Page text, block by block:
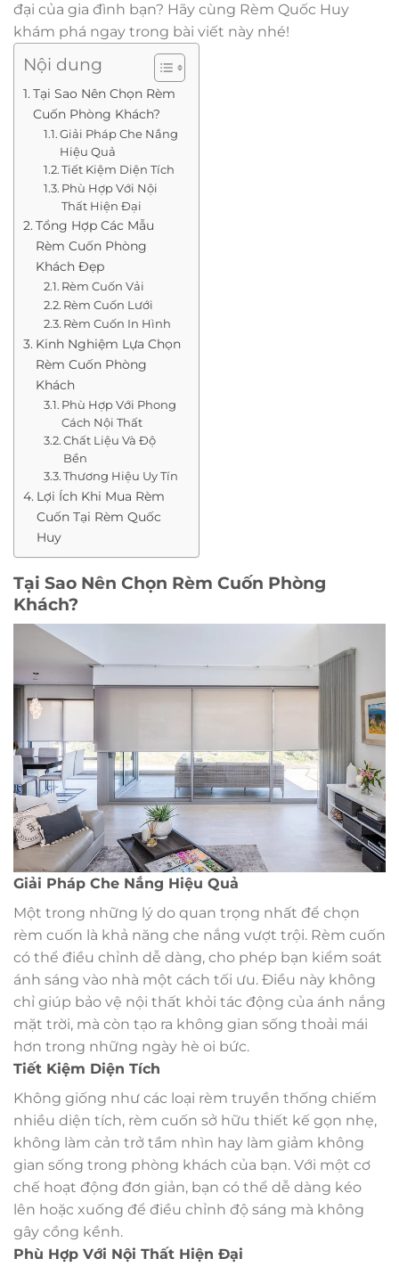
đại của gia đình bạn? Hãy cùng Rèm Quốc Huy
khám phá ngay trong bài viết này nhé!
Nội dung
Tại Sao Nên Chọn Rèm
Cuốn Phòng Khách?
Giải Pháp Che Nắng
Hiệu Quả
Tiết Kiệm Diện Tích
Phù Hợp Với Nội
Thất Hiện Đại
Tổng Hợp Các Mẫu
Rèm Cuốn Phòng
Khách Đẹp
Rèm Cuốn Vải
Rèm Cuốn Lưới
Rèm Cuốn In Hình
Kinh Nghiệm Lựa Chọn
Rèm Cuốn Phòng
Khách
Phù Hợp Với Phong
Cách Nội Thất
Chất Liệu Và Độ
Bền
Thương Hiệu Uy Tín
Lợi Ích Khi Mua Rèm
Cuốn Tại Rèm Quốc
Huy
Tại Sao Nên Chọn Rèm Cuốn Phòng
Khách?
Giải Pháp Che Nắng Hiệu Quả
Một trong những lý do quan trọng nhất để chọn
rèm cuốn là khả năng che nắng vượt trội. Rèm cuốn
có thể điều chỉnh dễ dàng, cho phép bạn kiểm soát
ánh sáng vào nhà một cách tối ưu. Điều này không
chỉ giúp bảo vệ nội thất khỏi tác động của ánh nắng
mặt trời, mà còn tạo ra không gian sống thoải mái
hơn trong những ngày hè oi bức.
Tiết Kiệm Diện Tích
Không giống như các loại rèm truyền thống chiếm
nhiều diện tích, rèm cuốn sở hữu thiết kế gọn nhẹ,
không làm cản trở tầm nhìn hay làm giảm không
gian sống trong phòng khách của bạn. Với một cơ
chế hoạt động đơn giản, bạn có thể dễ dàng kéo
lên hoặc xuống để điều chỉnh độ sáng mà không
gây cồng kềnh.
Phù Hợp Với Nội Thất Hiện Đại